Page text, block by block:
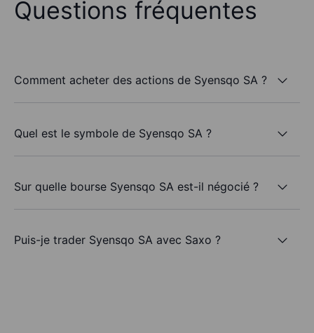
Questions fréquentes
Comment acheter des actions de Syensqo SA ?
Quel est le symbole de Syensqo SA ?
Sur quelle bourse Syensqo SA est-il négocié ?
Puis-je trader Syensqo SA avec Saxo ?